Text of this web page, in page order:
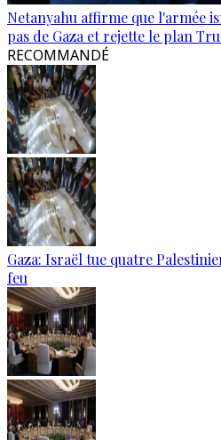
Netanyahu affirme que l'armée
pas de Gaza et rejette le plan
RECOMMANDÉ
Gaza: Israël tue quatre
feu